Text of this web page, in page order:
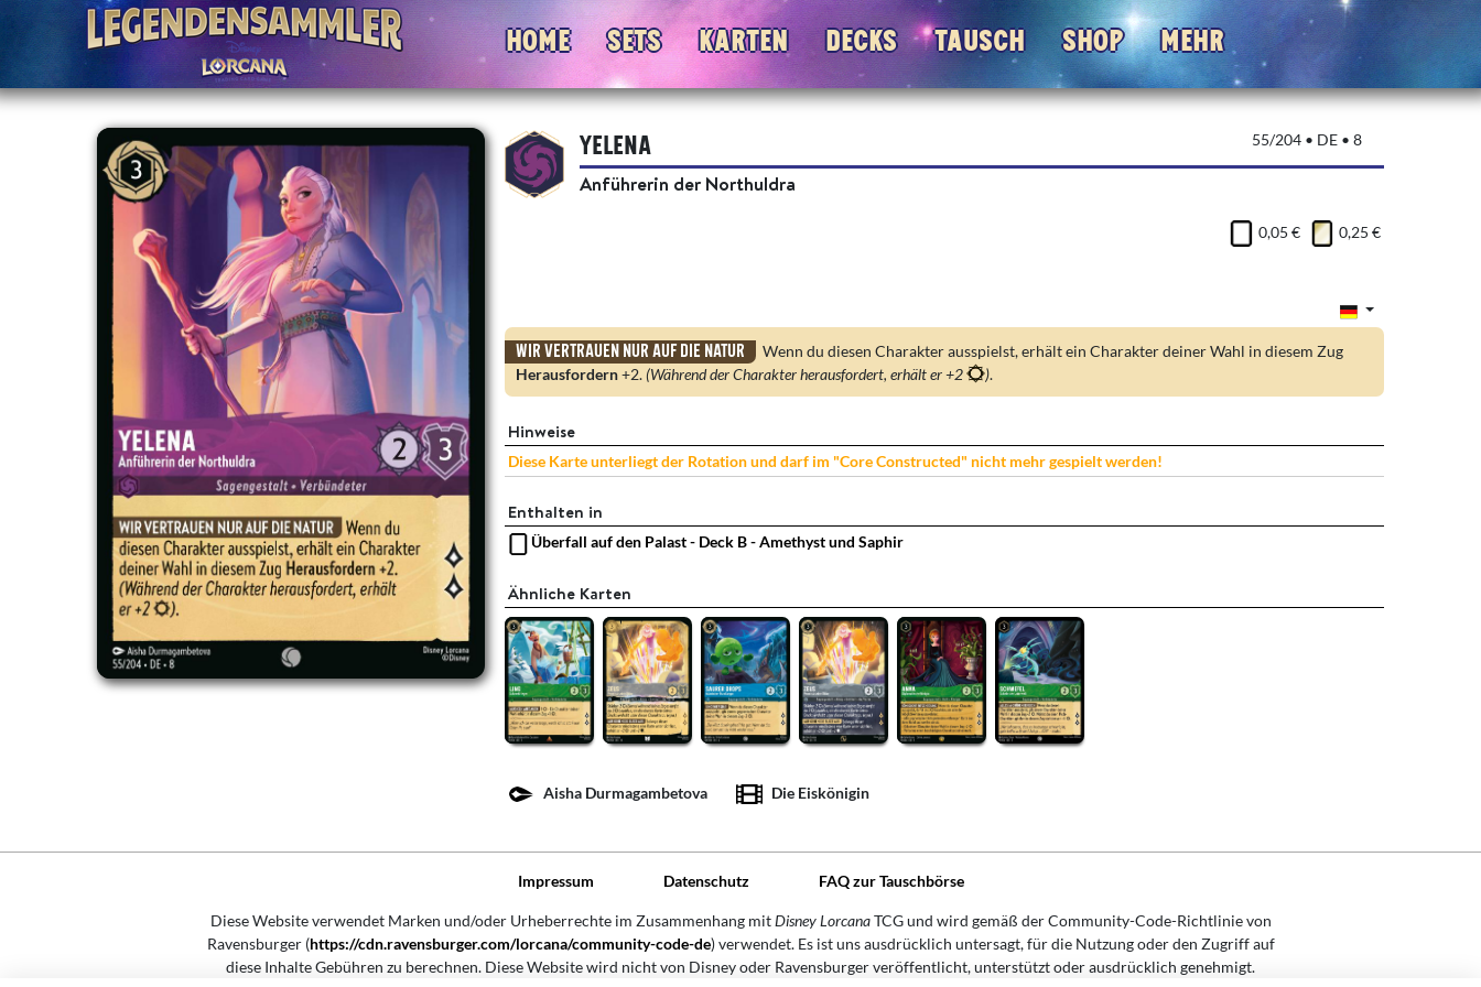
Home Sets Karten Decks Tausch Shop Mehr
55/204 • DE • 8
Yelena
Anführerin der Northuldra
0,05 € 0,25 €
Wir vertrauen nur auf die Natur
Wenn du diesen Charakter ausspielst, erhält ein Charakter deiner Wahl in diesem Zug
Herausfordern+2.(Während der Charakter herausfordert, erhält er +2 ).
Hinweise
Diese Karte unterliegt der Rotation und darf im "Core Constructed" nicht mehr gespielt werden!
Enthalten in
Überfall auf den Palast - Deck B - Amethyst und Saphir
Ähnliche Karten
Aisha Durmagambetova Die Eiskönigin
Impressum Datenschutz FAQ zur Tauschbörse
Diese Website verwendet Marken und/oder Urheberrechte im Zusammenhang mitDisney LorcanaTCG und wird gemäß der Community-Code-Richtlinie von
Ravensburger (https://cdn.ravensburger.com/lorcana/community-code-de) verwendet. Es ist uns ausdrücklich untersagt, für die Nutzung oder den Zugriff auf
diese Inhalte Gebühren zu berechnen. Diese Website wird nicht von Disney oder Ravensburger veröffentlicht, unterstützt oder ausdrücklich genehmigt.